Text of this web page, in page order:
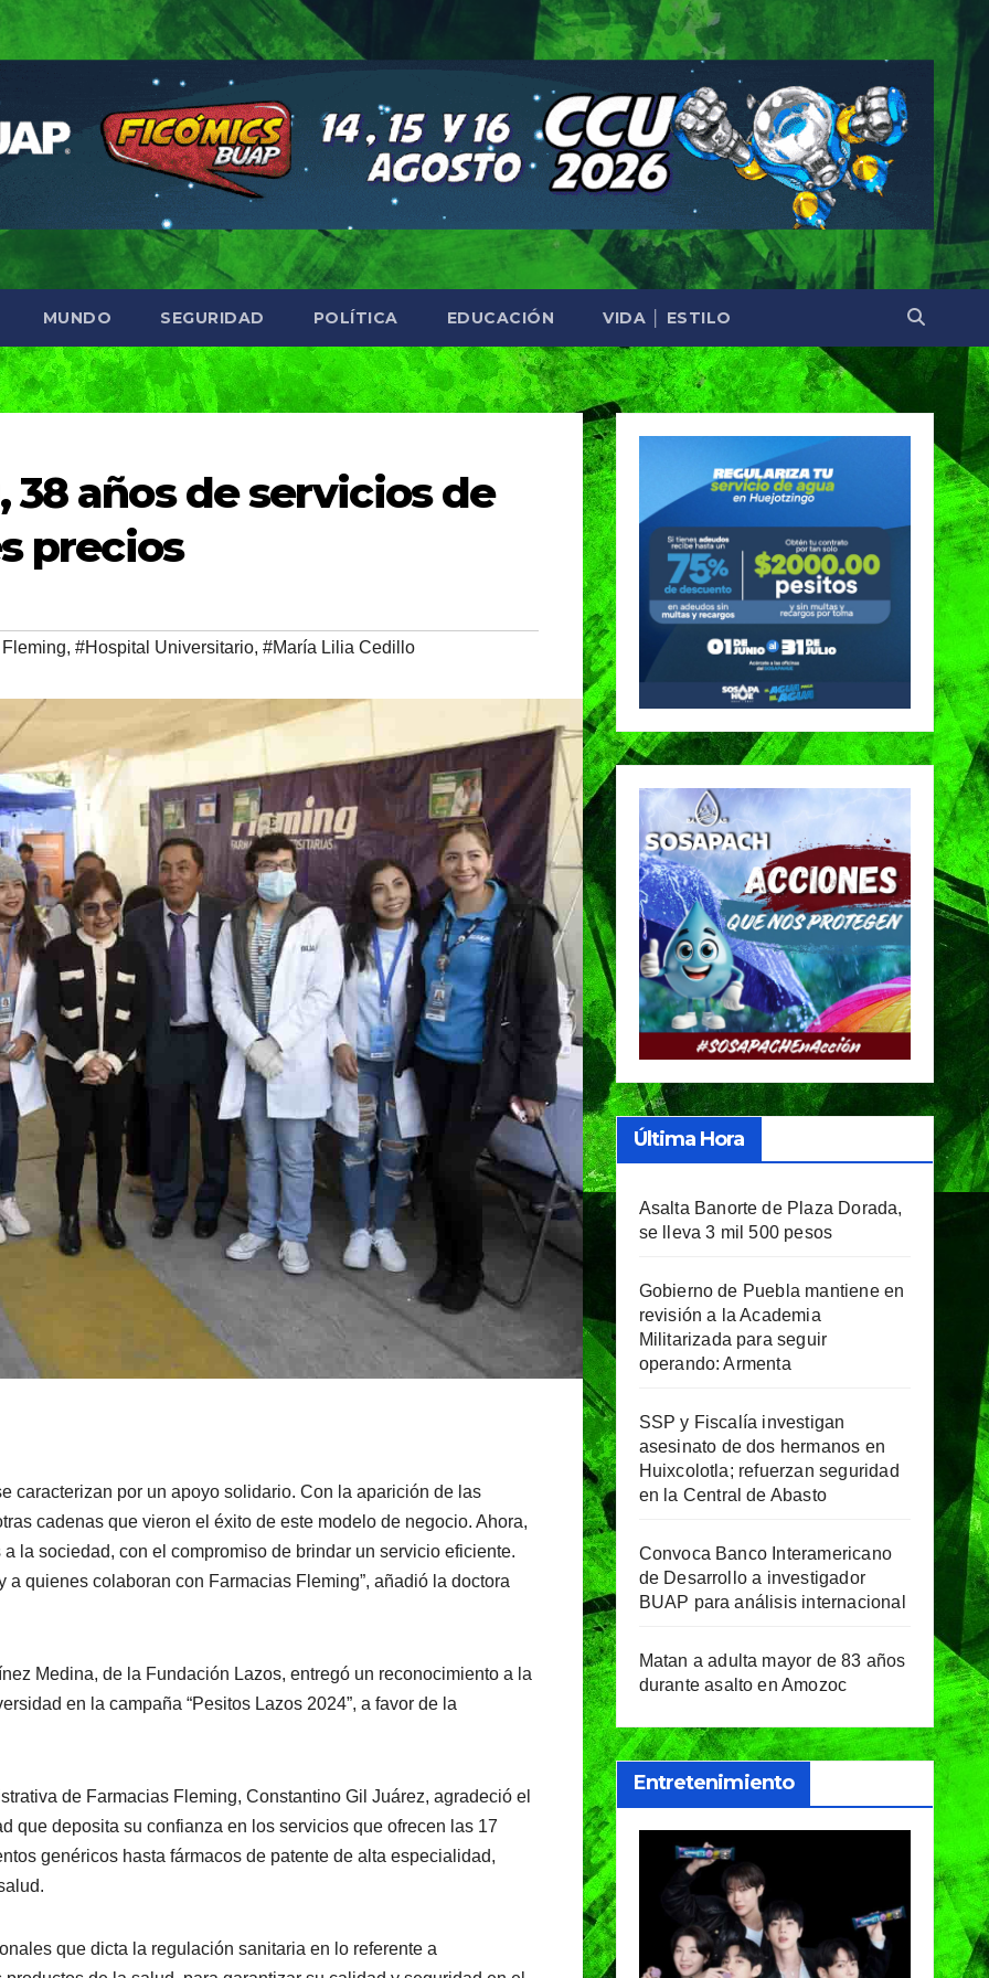
MUNDO SEGURIDAD POLÍTICA EDUCACIÓN VIDA │ ESTILO
años de servicios de
precios
, #Hospital Universitario, #María Lilia Cedillo
caracterizan por un apoyo solidario. Con la aparición de las
cadenas que vieron el éxito de este modelo de negocio. Ahora,
la sociedad, con el compromiso de brindar un servicio eficiente.
quienes colaboran con Farmacias Fleming”, añadió la doctora
Medina, de la Fundación Lazos, entregó un reconocimiento a la
en la campaña “Pesitos Lazos 2024”, a favor de la
de Farmacias Fleming, Constantino Gil Juárez, agradeció el
que deposita su confianza en los servicios que ofrecen las 17
genéricos hasta fármacos de patente de alta especialidad,
que dicta la regulación sanitaria en lo referente a
Última Hora
Asalta Banorte de Plaza Dorada,
se lleva 3 mil 500 pesos
Gobierno de Puebla mantiene en
revisión a la Academia
Militarizada para seguir
operando: Armenta
SSP y Fiscalía investigan
asesinato de dos hermanos en
Huixcolotla; refuerzan seguridad
en la Central de Abasto
Convoca Banco Interamericano
de Desarrollo a investigador
BUAP para análisis internacional
Matan a adulta mayor de 83 años
durante asalto en Amozoc
Entretenimiento